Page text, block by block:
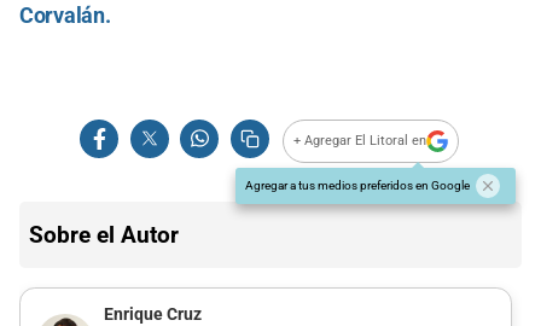
Corvalán.
+ Agregar El Litoral en
Agregar a tus medios preferidos en Google
Sobre el Autor
Enrique Cruz